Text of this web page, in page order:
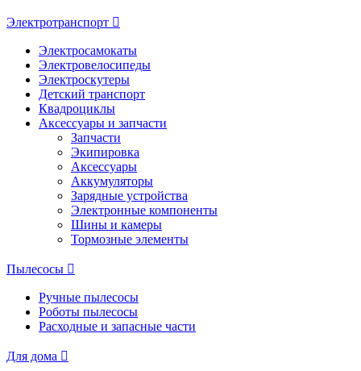
Электротранспорт
Электросамокаты
Электровелосипеды
Электроскутеры
Детский транспорт
Квадроциклы
Аксессуары и запчасти
Запчасти
Экипировка
Аксессуары
Аккумуляторы
Зарядные устройства
Электронные компоненты
Шины и камеры
Тормозные элементы
Пылесосы
Ручные пылесосы
Роботы пылесосы
Расходные и запасные части
Для дома